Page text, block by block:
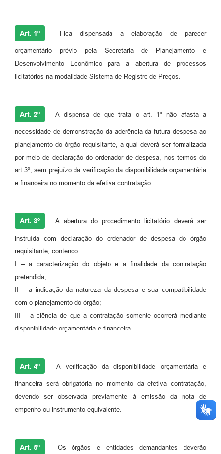
Art. 1º Fica dispensada a elaboração de parecer
orçamentário prévio pela Secretaria de Planejamento e
Desenvolvimento Econômico para a abertura de processos
licitatórios na modalidade Sistema de Registro de Preços.
Art. 2º A dispensa de que trata o art. 1º não afasta a
necessidade de demonstração da aderência da futura despesa ao
planejamento do órgão requisitante, a qual deverá ser formalizada
por meio de declaração do ordenador de despesa, nos termos do
art.3º, sem prejuízo da verificação da disponibilidade orçamentária
e financeira no momento da efetiva contratação.
Art. 3º A abertura do procedimento licitatório deverá ser
instruída com declaração do ordenador de despesa do órgão
requisitante, contendo:
I – a caracterização do objeto e a finalidade da contratação
pretendida;
II – a indicação da natureza da despesa e sua compatibilidade
com o planejamento do órgão;
III – a ciência de que a contratação somente ocorrerá mediante
disponibilidade orçamentária e financeira.
Art. 4º A verificação da disponibilidade orçamentária e
financeira será obrigatória no momento da efetiva contratação,
devendo ser observada previamente à emissão da nota de
empenho ou instrumento equivalente.
Art. 5º Os órgãos e entidades demandantes deverão